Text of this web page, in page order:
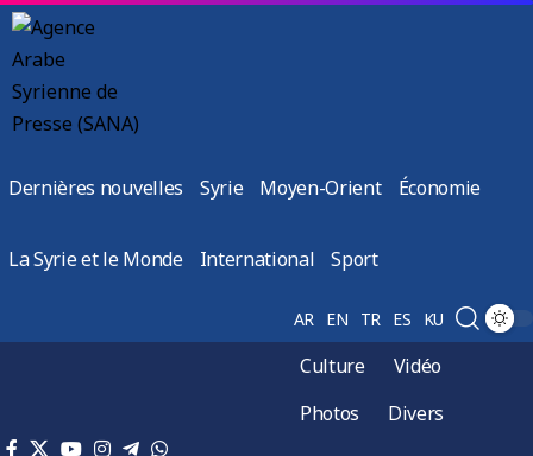
Dernières nouvelles Syrie Moyen-Orient Économie
La Syrie et le Monde International Sport
AR EN TR ES KU
Culture
Vidéo
Photos
Divers